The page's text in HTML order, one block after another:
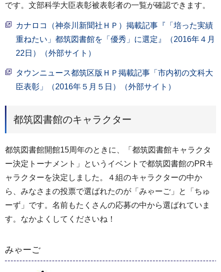
です。文部科学大臣表彰被表彰者の一覧が確認できます。
カナロコ（神奈川新聞社ＨＰ）掲載記事『「培った実績
重ねたい」都筑図書館を「優秀」に選定』（2016年４月
22日）（外部サイト）
タウンニュース都筑区版ＨＰ掲載記事「市内初の文科大
臣表彰」（2016年５月５日）（外部サイト）
都筑図書館のキャラクター
都筑図書館開館15周年のときに、「都筑図書館キャラクタ
ー決定トーナメント」というイベントで都筑図書館のPRキ
ャラクターを決定しました。４組のキャラクターの中か
ら、みなさまの投票で選ばれたのが「みゃーご」と「ちゅ
ーず」です。名前もたくさんの応募の中から選ばれていま
す。なかよくしてくださいね！
みゃーご